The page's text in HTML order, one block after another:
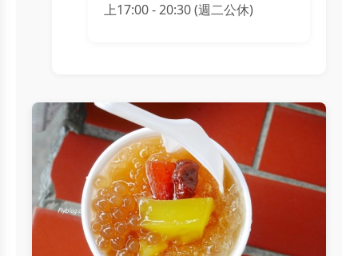
上17:00 - 20:30 (週二公休)